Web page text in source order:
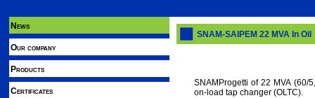
News
Our company
Products
Certificates
SNAM-SAIPEM 22 MVA In Oil
SNAMProgetti of 22 MVA (60/
on-load tap changer (OLTC).